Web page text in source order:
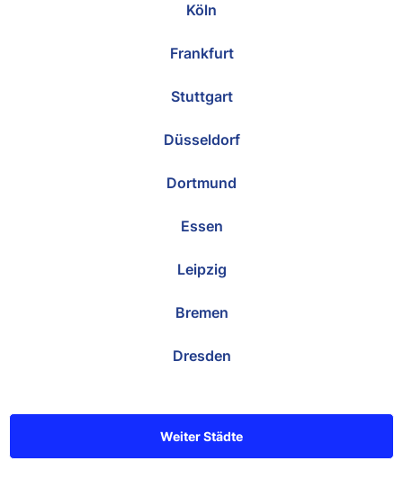
Köln
Frankfurt
Stuttgart
Düsseldorf
Dortmund
Essen
Leipzig
Bremen
Dresden
Weiter Städte